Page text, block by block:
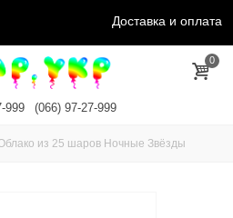
Доставка и оплата
0
999 (066) 97-27-999
из 25 шаров Ночные Звёзды